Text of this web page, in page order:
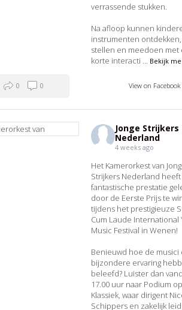
verrassende stukken.
Na afloop kunnen
instrumenten
stellen en meedoen met
korte interacti ... Bekijk
View on Facebook
0 0
Jonge Strijkers
Nederland
4 weeks ago
Het Kamerorkest van
Strijkers Nederland
fantastische prestatie
door de Eerste Prijs te
tijdens het prestigieuze
Cum Laude International
Music Festival in Wenen!
Benieuwd hoe de musici
bijzondere ervaring
beleefd? Luister dan
17.00 uur naar Podium
Klassiek, waar dirigent
Schippers en zakelijk